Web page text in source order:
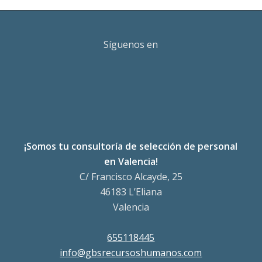
Síguenos en
¡Somos tu consultoría de selección de personal
en Valencia!
C/ Francisco Alcayde, 25
46183 L’Eliana
Valencia
655118445
info@gbsrecursoshumanos.com